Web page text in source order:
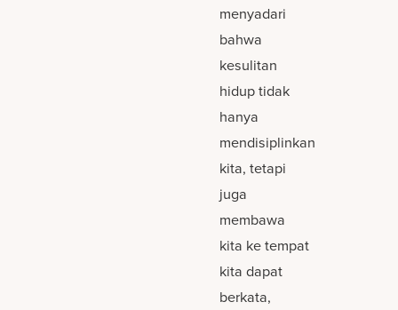
menyadari
bahwa
kesulitan
hidup tidak
hanya
mendisiplinkan
kita, tetapi
juga
membawa
kita ke tempat
kita dapat
berkata,